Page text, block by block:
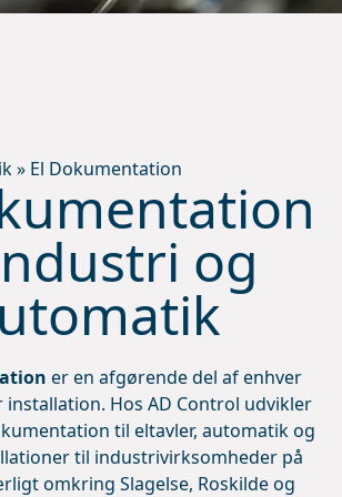
» El Dokumentation
og
er en afgørende del af enhver
installation. Hos AD Control udvikler
til eltavler, automatik og
til industrivirksomheder på
omkring Slagelse, Roskilde og